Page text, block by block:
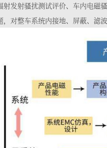
射发射骚扰测试评价、车内电磁
对整车系统内接地、屏蔽、滤